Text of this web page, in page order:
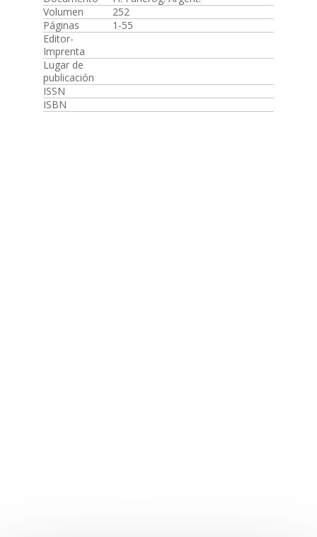
Volumen
252
Páginas
1-55
Editor-
Imprenta
Lugar de
publicación
ISSN
ISBN